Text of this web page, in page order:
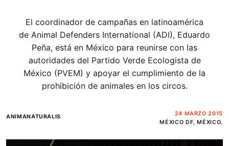
El coordinador de campañas en latinoamérica
de Animal Defenders International (ADI), Eduardo
Peña, está en México para reunirse con las
autoridades del Partido Verde Ecologista de
México (PVEM) y apoyar el cumplimiento de la
prohibición de animales en los circos.
ANIMANATURALIS
24 MARZO 2015
MÉXICO DF, MÉXICO.